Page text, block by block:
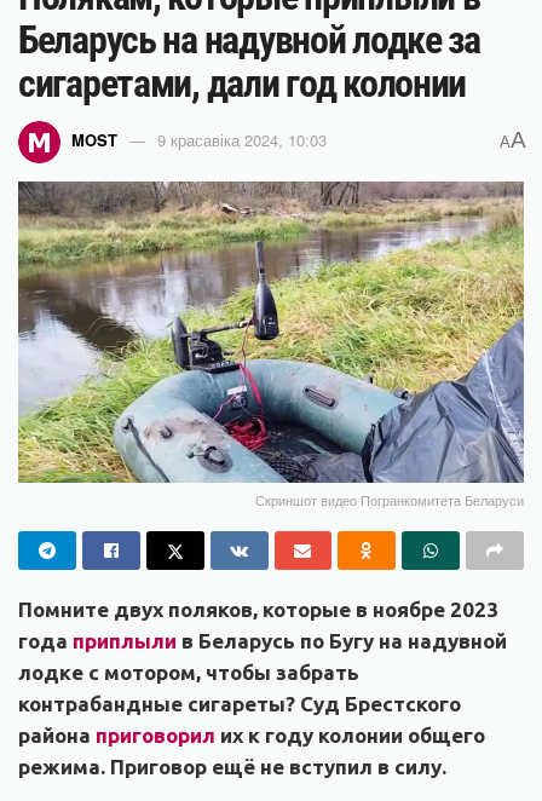
Беларусь на надувной лодке за
сигаретами, дали год колонии
MOST 9 красавіка 2024, 10:03 AA
Скриншот видео Погранкомитета Беларуси
Помните двух поляков, которые в ноябре 2023
года приплыли в Беларусь по Бугу на надувной
лодке с мотором, чтобы забрать
контрабандные сигареты? Суд Брестского
района приговорил их к году колонии общего
режима. Приговор ещё не вступил в силу.